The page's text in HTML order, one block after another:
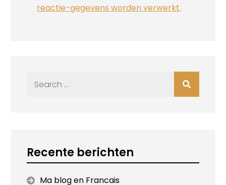
reactie-gegevens worden verwerkt.
Recente berichten
Ma blog en Francais